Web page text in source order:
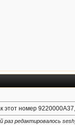
этот номер
раз редактировалось